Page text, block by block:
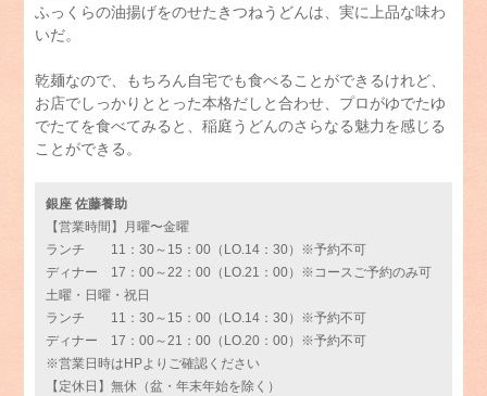
ふっくらの油揚げをのせたきつねうどんは、実に上品な味わ
いだ。
乾麺なので、もちろん自宅でも食べることができるけれど、
お店でしっかりととった本格だしと合わせ、プロがゆでたゆ
でたてを食べてみると、稲庭うどんのさらなる魅力を感じる
ことができる。
銀座 佐藤養助
【営業時間】月曜〜金曜
ランチ 11：30～15：00（LO.14：30）※予約不可
ディナー 17：00～22：00（LO.21：00）※コースご予約のみ可
土曜・日曜・祝日
ランチ 11：30～15：00（LO.14：30）※予約不可
ディナー 17：00～21：00（LO.20：00）※予約不可
※営業日時はHPよりご確認ください
【定休日】無休（盆・年末年始を除く）